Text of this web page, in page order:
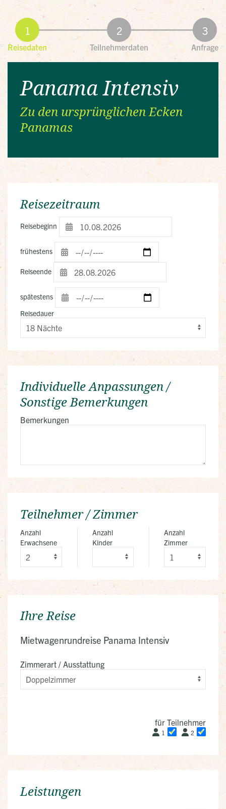
Reisedaten Teilnehmerdaten Anfrage
Panama Intensiv
Zu den ursprünglichen Ecken
Panamas
Reisezeitraum
Reisebeginn
frühestens
Reiseende
spätestens
Reisedauer
Individuelle Anpassungen /
Sonstige Bemerkungen
Bemerkungen
Teilnehmer / Zimmer
Anzahl
Erwachsene
Anzahl
Kinder
Anzahl
Zimmer
Ihre Reise
Mietwagenrundreise Panama Intensiv
Zimmerart / Ausstattung
für Teilnehmer
1 2
Leistungen